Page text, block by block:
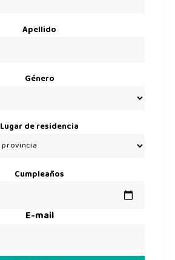
Apellido
Género
Lugar de residencia
Cumpleaños
E-mail